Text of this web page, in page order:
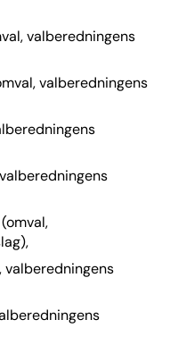
valberedningens
valberedningens
valberedningens